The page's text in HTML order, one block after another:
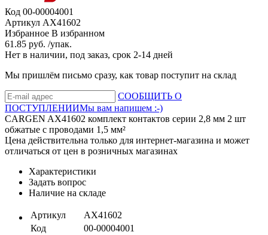
Код 00-00004001
Артикул AX41602
Избранное В избранном
61.85 руб. /упак.
Нет в наличии, под заказ, срок 2-14 дней
Мы пришлём письмо сразу, как товар поступит на склад
СООБЩИТЬ О
ПОСТУПЛЕНИИМы вам напишем :-)
CARGEN AX41602 комплект контактов серии 2,8 мм 2 шт
обжатые с проводами 1,5 мм²
Цена действительна только для интернет-магазина и может
отличаться от цен в розничных магазинах
Характеристики
Задать вопрос
Наличие на складе
Артикул
AX41602
Код
00-00004001